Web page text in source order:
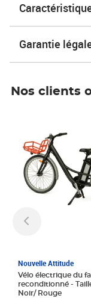
Garantie
Nos clients
Nouvelle Attitude
Vélo électrique du
reconditionné - Taille normale -
Noir/ Rouge